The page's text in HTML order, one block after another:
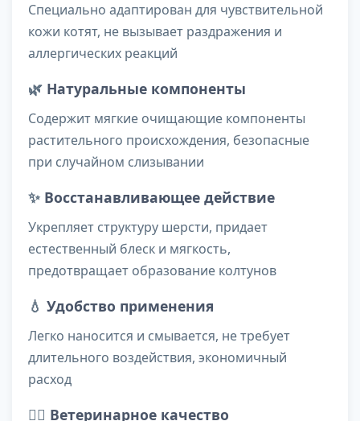
Специально адаптирован для чувствительной
кожи котят, не вызывает раздражения и
аллергических реакций
🌿 Натуральные компоненты
Содержит мягкие очищающие компоненты
растительного происхождения, безопасные
при случайном слизывании
✨ Восстанавливающее действие
Укрепляет структуру шерсти, придает
естественный блеск и мягкость,
предотвращает образование колтунов
💧 Удобство применения
Легко наносится и смывается, не требует
длительного воздействия, экономичный
расход
👨‍⚕️ Ветеринарное качество